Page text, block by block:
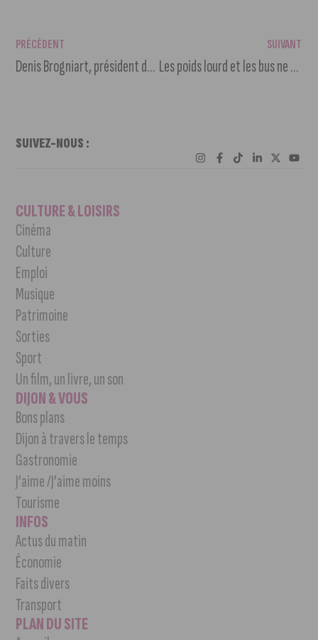
PRÉCÉDENT
Denis Brogniart, président du jury des Écrans de l’aventure 2023
SUIVANT
Les poids lourd et les bus ne peuvent plus circuler sur le pont Chanoine Kir
SUIVEZ-NOUS :
CULTURE & LOISIRS
Cinéma
Culture
Emploi
Musique
Patrimoine
Sorties
Sport
Un film, un livre, un son
DIJON & VOUS
Bons plans
Dijon à travers le temps
Gastronomie
J’aime /J’aime moins
Tourisme
INFOS
Actus du matin
Économie
Faits divers
Transport
PLAN DU SITE